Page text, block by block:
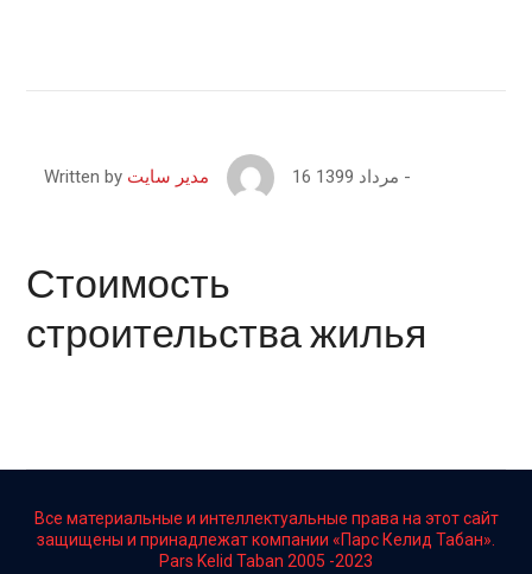
Written by مدیر سایت 16 مرداد 1399
Стоимость
строительства жилья
Все материальные и интеллектуальные права на этот сайт
защищены и принадлежат компании «Парс Келид Табан».
Pars Kelid Taban 2005 -2023